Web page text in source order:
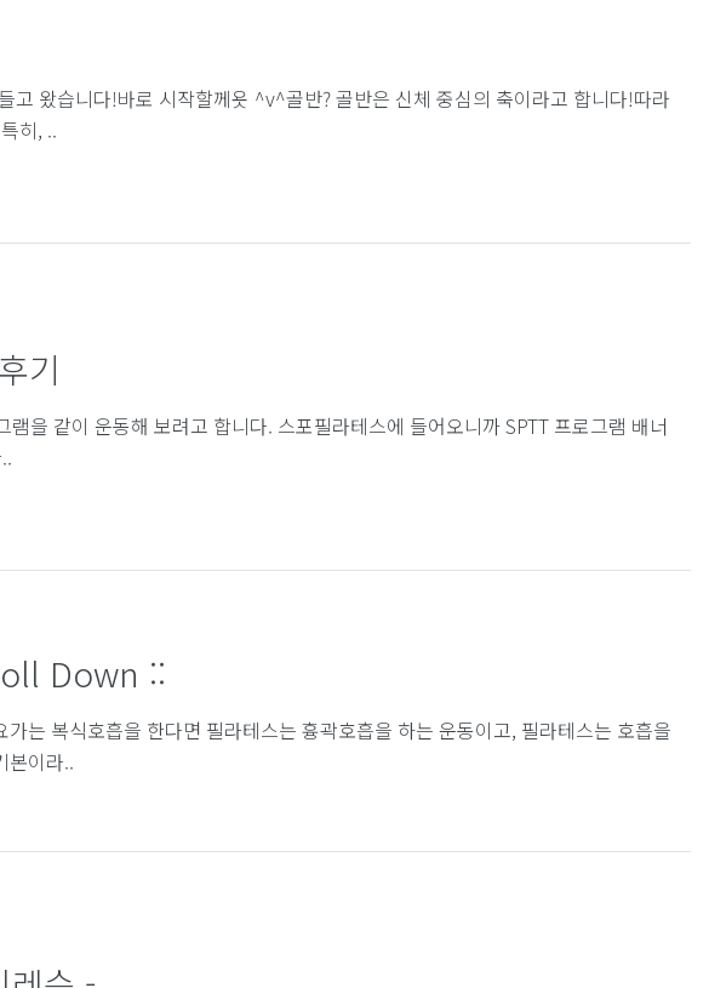
왔습니다!바로 시작할께욧 ^v^골반? 골반은 신체 중심의 축이라고 합니다!따라
히, ..
기
을 같이 운동해 보려고 합니다. 스포필라테스에 들어오니까 SPTT 프로그램 배너
Down ::
는 복식호흡을 한다면 필라테스는 흉곽호흡을 하는 운동이고, 필라테스는 호흡을
본이라..